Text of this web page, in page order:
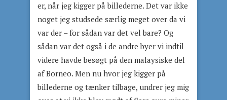
er, når jeg kigger på billederne. Det var ikke
noget jeg studsede særlig meget over da vi
var der – for sådan var det vel bare? Og
sådan var det også i de andre byer vi indtil
videre havde besøgt på den malaysiske del
af Borneo. Men nu hvor jeg kigger på
billederne og tænker tilbage, undrer jeg mig